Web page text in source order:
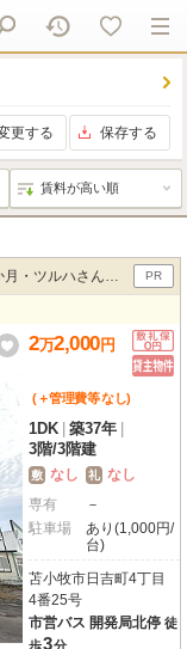
更する 保存する
PR
・ツルハさん徒
2万2,000円
(＋管理費等なし)
1DK 築37年
3階/3階建
敷 なし 礼 なし
専有
－
駐車場
あり(1,000円/
台)
苫小牧市日吉町4丁目
4番25号
市営バス 開発局北停 徒
歩3分